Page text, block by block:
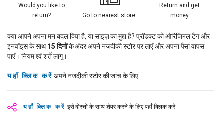
यहाँ क्लिक करें इसे दोस्तों के साथ शेयर करने के लिए यहाँ क्लिक करें
Would you like to
return?
Go to nearest store
Return and get
money
क्या आपने अपना मन बदल दिया है, या साइज़ का मुद्दा है? प्रॉडक्ट को ओरिजिनल टैग और
इनवॉइस के साथ15 दिनोंके अंदर अपने नज़दीकी स्टोर पर लाएँ और अपना पैसा वापस
पाएँ। नियम एवं शर्तें लागू।
यहाँ क्लिक करें अपने नजदीकी स्टोर की जांच के लिए